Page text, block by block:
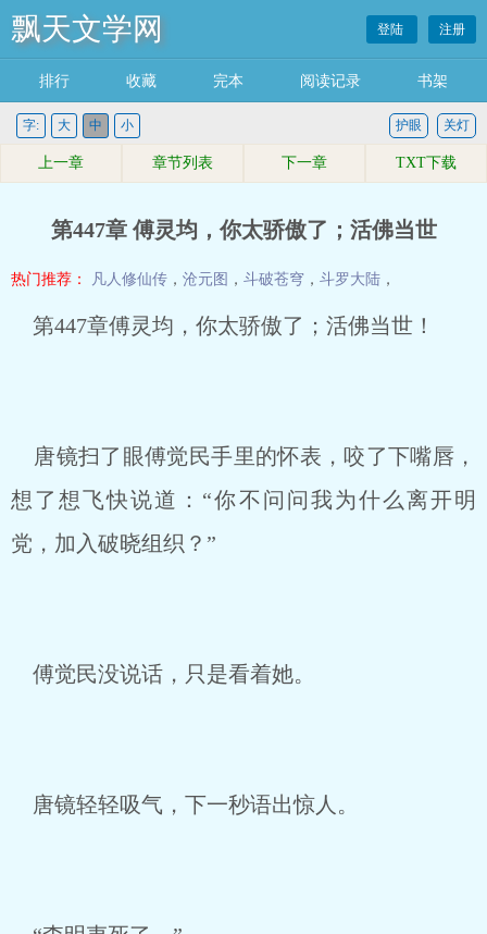
飘天文学网 登陆 注册
排行 收藏 完本 阅读记录 书架
字: 大 中 小 关灯
护眼
上一章 章节列表 下一章 TXT下载
第447章 傅灵均，你太骄傲了；活佛当世
热门推荐： 凡人修仙传 ， 沧元图 ， 斗破苍穹 ， 斗罗大陆 ，
第447章傅灵均，你太骄傲了；活佛当世！
唐镜扫了眼傅觉民手里的怀表，咬了下嘴唇，
想了想飞快说道：“你不问问我为什么离开明
党，加入破晓组织？”
傅觉民没说话，只是看着她。
唐镜轻轻吸气，下一秒语出惊人。